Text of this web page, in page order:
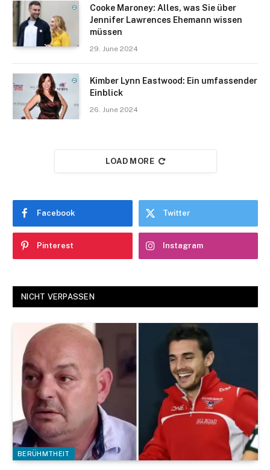
Cooke Maroney: Alles, was Sie über
Jennifer Lawrences Ehemann wissen
müssen
29. June 2024
Kimber Lynn Eastwood: Ein umfassender
Einblick
26. June 2024
LOAD MORE
Facebook Twitter
Pinterest Instagram
NICHT VERPASSEN
BERÜHMTHEIT